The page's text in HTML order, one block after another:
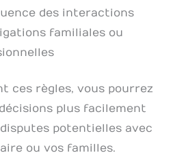
des interactions
familiales ou
ces règles, vous pourrez
plus facilement
potentielles avec
ou vos familles.